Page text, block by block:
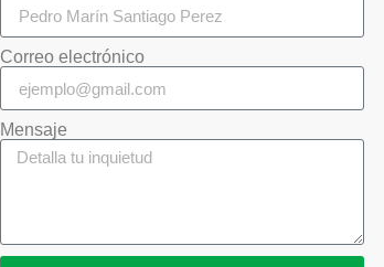
Correo electrónico
Mensaje